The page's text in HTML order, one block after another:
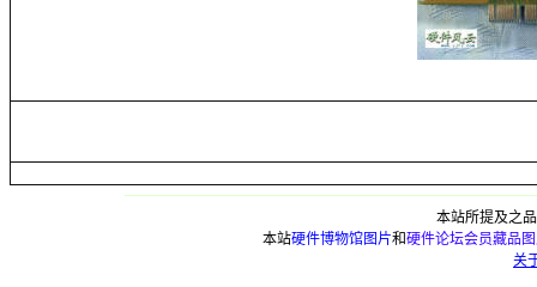
本站所提及之
本站硬件博物馆图片和硬件论坛会员藏品
关